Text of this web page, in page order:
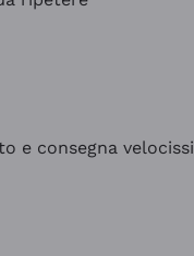
e consegna